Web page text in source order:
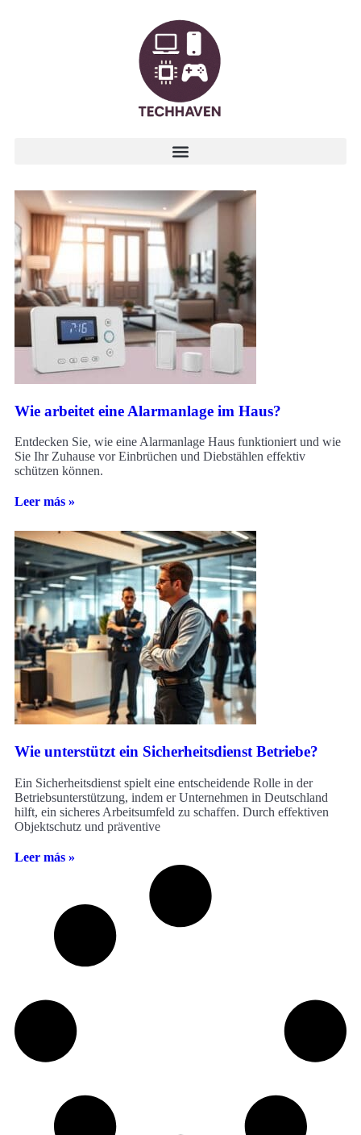
Wie arbeitet eine Alarmanlage im Haus?
Entdecken Sie, wie eine Alarmanlage Haus funktioniert und wie
Sie Ihr Zuhause vor Einbrüchen und Diebstählen effektiv
schützen können.
Leer más »
Wie unterstützt ein Sicherheitsdienst Betriebe?
Ein Sicherheitsdienst spielt eine entscheidende Rolle in der
Betriebsunterstützung, indem er Unternehmen in Deutschland
hilft, ein sicheres Arbeitsumfeld zu schaffen. Durch effektiven
Objektschutz und präventive
Leer más »